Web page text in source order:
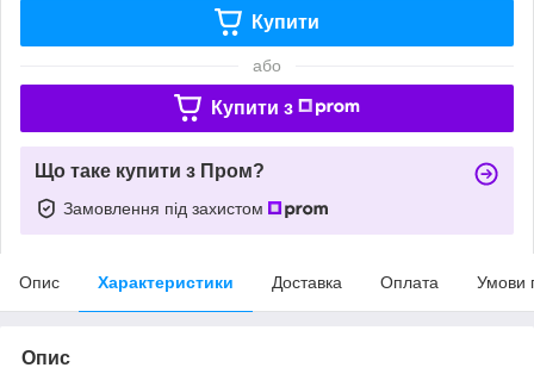
Купити
або
Купити з
Що таке купити з Пром?
Замовлення під захистом
Опис Характеристики Доставка Оплата Умови
Опис